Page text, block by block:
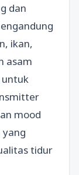
dan
ikan,
asam
mood
tidur